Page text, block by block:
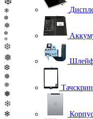
❄
❆
❅
❆
❄
❆
❅
❆
❅
❅
❅
❄
❄